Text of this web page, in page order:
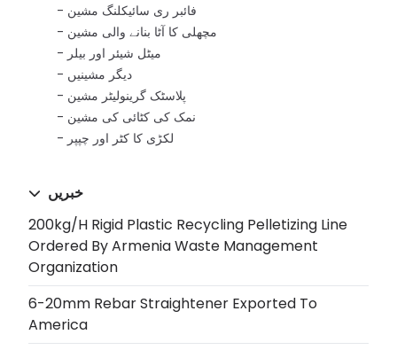
فائبر ری سائیکلنگ مشین
مچھلی کا آٹا بنانے والی مشین
میٹل شیئر اور بیلر
دیگر مشینیں
پلاسٹک گرینولیٹر مشین
نمک کی کٹائی کی مشین
لکڑی کا کٹر اور چپپر
خبریں
200kg/h Rigid Plastic Recycling Pelletizing Line
Ordered By Armenia Waste Management
Organization
6-20mm Rebar Straightener Exported To
America